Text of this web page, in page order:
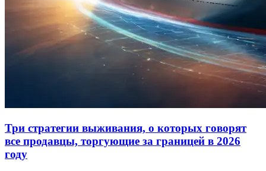
Три стратегии выживания, о которых говорят
все продавцы, торгующие за границей в 2026
году